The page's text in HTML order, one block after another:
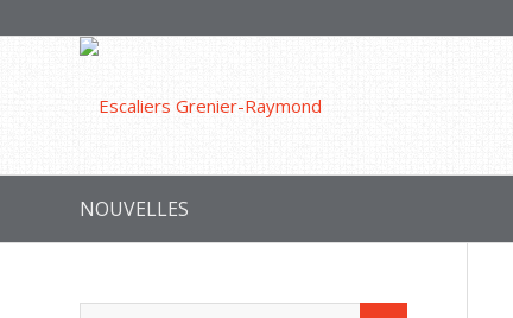
NOUVELLES